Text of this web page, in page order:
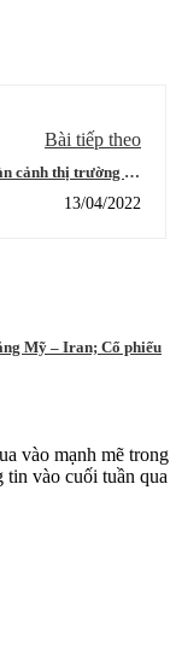
Bài tiếp theo
cảnh thị trường và
13/4/2022
13/04/2022
Mỹ – Iran; Cổ phiếu
vào mạnh mẽ trong
vào cuối tuần qua